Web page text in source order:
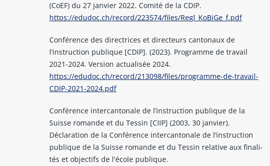
(CoEF) du 27 janvier 2022. Comité de la CDIP.
https://edudoc.ch/record/223574/files/Regl_KoBiGe_f.pdf
Conférence des directrices et directeurs cantonaux de
l’instruction publique [CDIP]. (2023). Programme de travail
2021-2024. Version actualisée 2024.
https://edudoc.ch/record/213098/files/programme-de-travail-
CDIP-2021-2024.pdf
Conférence intercantonale de l’instruction publique de la
Suisse romande et du Tessin [CIIP] (2003, 30 janvier).
Déclaration de la Conférence intercantonale de l’instruction
publique de la Suisse romande et du Tessin relative aux finali-
tés et objectifs de l'école publique.